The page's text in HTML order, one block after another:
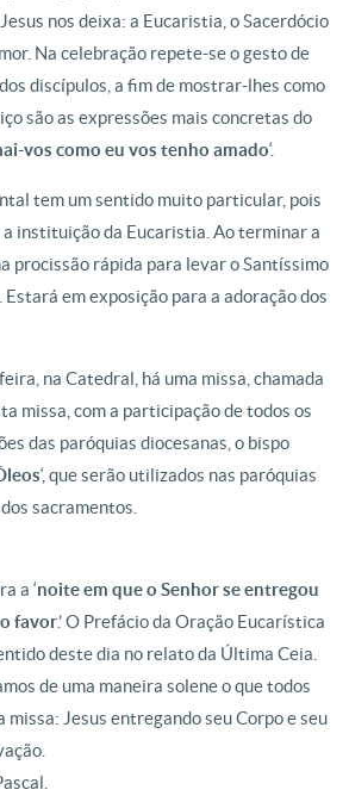
nos deixa: a Eucaristia, o Sacerdócio
Na celebração repete-se o gesto de
discípulos, a fim de mostrar-lhes como
são as expressões mais concretas do
vos como eu vos tenho amado‘.
tem um sentido muito particular, pois
a instituição da Eucaristia. Ao terminar a
procissão rápida para levar o Santíssimo
em exposição para a adoração dos
na Catedral, há uma missa, chamada
missa, com a participação de todos os
das paróquias diocesanas, o bispo
‘, que serão utilizados nas paróquias
sacramentos.
a ‘noite em que o Senhor se entregou
favor.’ O Prefácio da Oração Eucarística
deste dia no relato da Última Ceia.
de uma maneira solene o que todos
missa: Jesus entregando seu Corpo e seu